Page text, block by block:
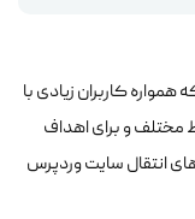
کاربران زیادی با
مختلف و برای اهداف
انتقال سایت وردپرس